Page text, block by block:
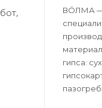
ВО́ЛМА —
гипса: